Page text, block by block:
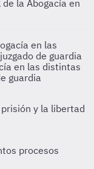
la Abogacía en
en las
de guardia
en las distintas
guardia
prisión y la libertad
procesos